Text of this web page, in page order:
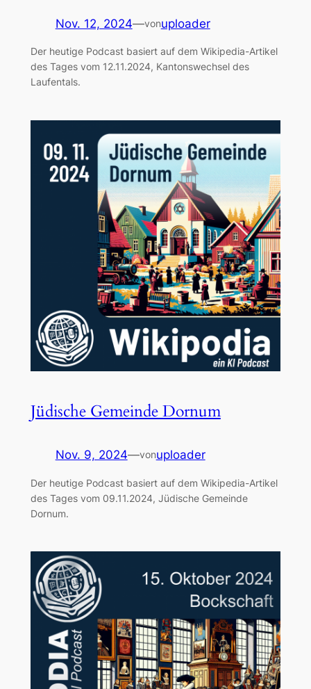
Nov. 12, 2024—vonuploader
Der heutige Podcast basiert auf dem Wikipedia-Artikel
des Tages vom 12.11.2024, Kantonswechsel des
Laufentals.
Jüdische Gemeinde Dornum
Nov. 9, 2024—vonuploader
Der heutige Podcast basiert auf dem Wikipedia-Artikel
des Tages vom 09.11.2024, Jüdische Gemeinde
Dornum.